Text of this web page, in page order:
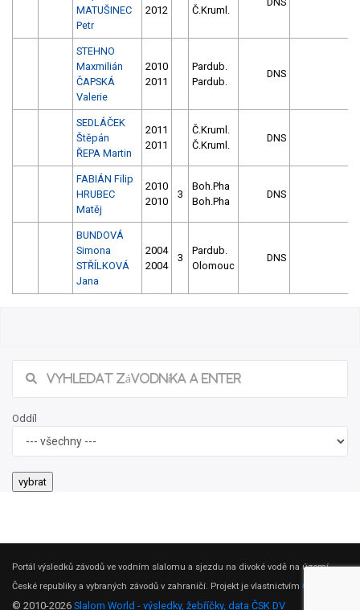
MATUŠINEC
Petr
2012
Č.Kruml.
STEHNO
Maxmilián
ČAPSKÁ
Valerie
2010
2011
Pardub.
Pardub.
DNS
SEDLÁČEK
Štěpán
ŘEPA Martin
2011
2011
Č.Kruml.
Č.Kruml.
DNS
FABIÁN Filip
HRUBEC
Matěj
2010
2010
3
Boh.Pha
Boh.Pha
DNS
BUNDOVÁ
Simona
STŘÍLKOVÁ
Jana
2004
2004
3
Pardub.
Olomouc
DNS
Oddíl
Portál výsledků závodů ve vodním slalomu a sjezdu na divoké vodě na území
České republiky a vybraných závodů v zahraničí. Projekt je vlastnictvím ČSK DV
© 2010-2026 Slalom World - výsledky, žebříčky, data ČSK DV